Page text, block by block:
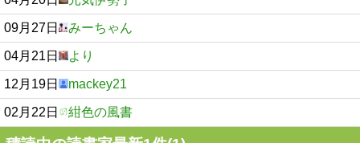
09月27日 みーちゃん
04月21日 より
12月19日 mackey21
02月22日 紺色の風書